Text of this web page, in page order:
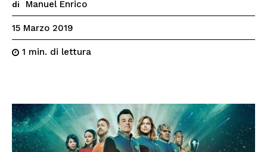
di Manuel Enrico
15 Marzo 2019
1 min. di lettura